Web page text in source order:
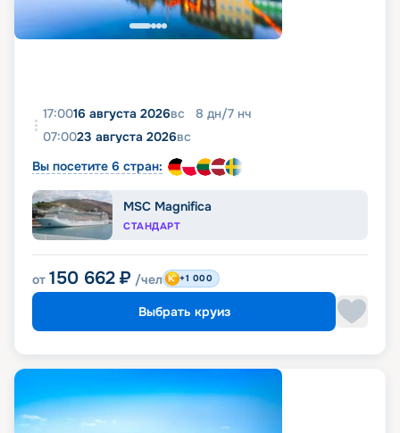
17:0016 августа 2026вс 8 дн/7 нч
07:0023 августа 2026вс
Вы посетите 6 стран:
MSC Magnifica
СТАНДАРТ
от 150 662 ₽ /чел +1 000
Выбрать круиз